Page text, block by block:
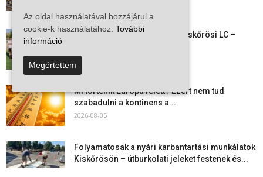
Megkezdte a felkészülést a Kiskőrösi LC –
2026-08-06
Mi történik Európa felett? Ezért nem tud
szabadulni a kontinens a...
2026-08-05
Folyamatosak a nyári karbantartási munkálatok
Kiskőrösön – útburkolati jeleket festenek és...
Az oldal használatával hozzájárul a
cookie-k használatához. További
információ
Megértettem